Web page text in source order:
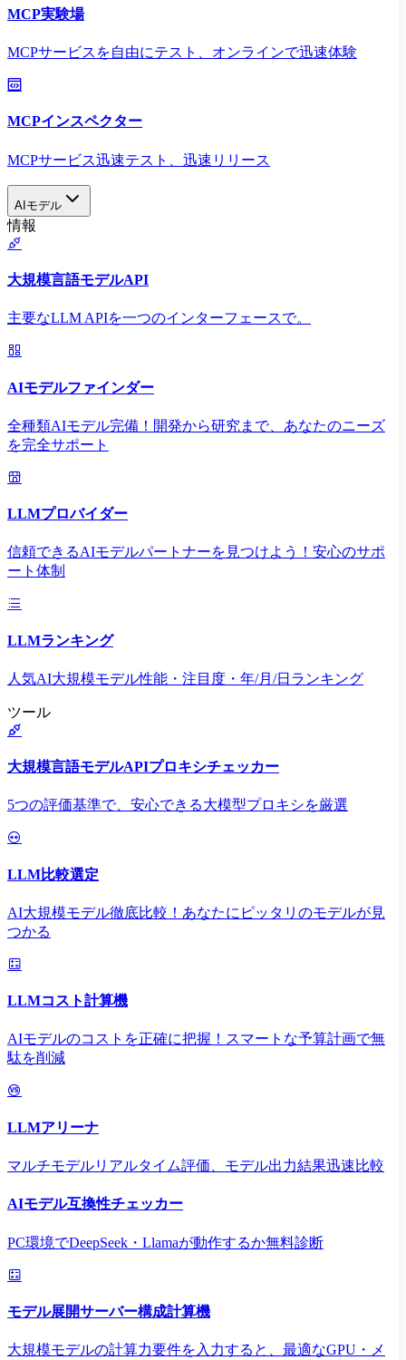
MCP実験場
MCPサービスを自由にテスト、オンラインで迅速体験
MCPインスペクター
MCPサービス迅速テスト、迅速リリース
AIモデル
情報
大規模言語モデルAPI
主要なLLM APIを一つのインターフェースで。
AIモデルファインダー
全種類AIモデル完備！開発から研究まで、あなたのニーズ
を完全サポート
LLMプロバイダー
信頼できるAIモデルパートナーを見つけよう！安心のサポ
ート体制
LLMランキング
人気AI大規模モデル性能・注目度・年/月/日ランキング
ツール
大規模言語モデルAPIプロキシチェッカー
5つの評価基準で、安心できる大模型プロキシを厳選
LLM比較選定
AI大規模モデル徹底比較！あなたにピッタリのモデルが見
つかる
LLMコスト計算機
AIモデルのコストを正確に把握！スマートな予算計画で無
駄を削減
LLMアリーナ
マルチモデルリアルタイム評価、モデル出力結果迅速比較
AIモデル互換性チェッカー
PC環境でDeepSeek・Llamaが動作するか無料診断
モデル展開サーバー構成計算機
大規模モデルの計算力要件を入力すると、最適なGPU・メ